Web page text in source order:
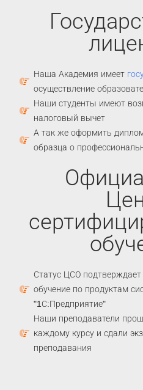
Наша Академия имеет
осуществление
Наши студенты имеют
налоговый вычет
А так же оформить
образца о
Статус ЦСО подтверждает
обучение по продуктам
"1С:Предприятие"
Наши преподаватели
каждому курсу и сдали
преподавания